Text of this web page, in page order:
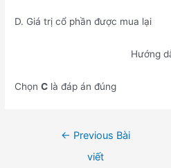
D. Giá trị cổ phần được mua lại
Hướng
ChọnC là đáp án đúng
← Previous Bài
viết